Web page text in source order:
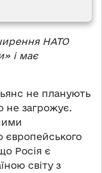
НАТО
і має
не планують
не загрожує.
європейського
Росія є
світу з